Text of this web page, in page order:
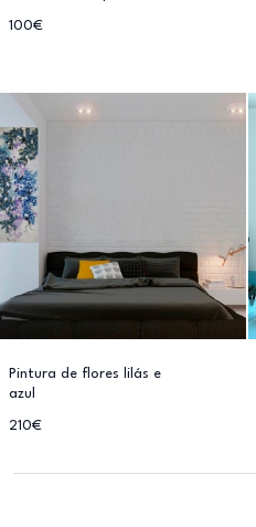
100€
Pintura de flores lilás e
azul
210€